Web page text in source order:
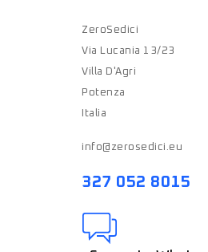
ZeroSedici
Via Lucania 13/23
Villa D'Agri
Potenza
Italia
info@zerosedici.eu
327 052 8015